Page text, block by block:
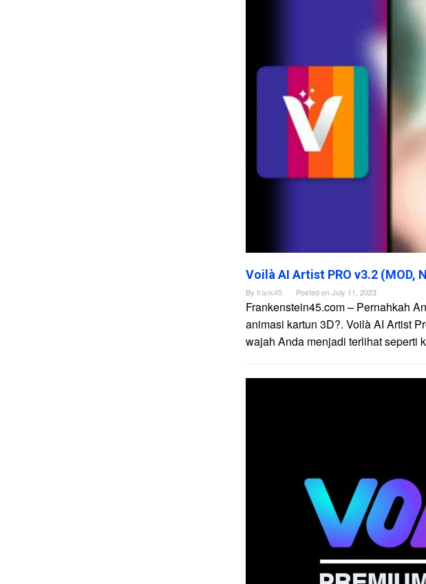
Voilà AI Artist PRO v3.2 (MOD,
By frank45 Posted onJuly 11, 2023
Frankenstein45.com – Pernahkah
animasi kartun 3D?. Voilà AI Artist
wajah Anda menjadi terlihat seperti